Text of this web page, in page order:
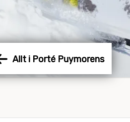
Allt i Porté Puymorens